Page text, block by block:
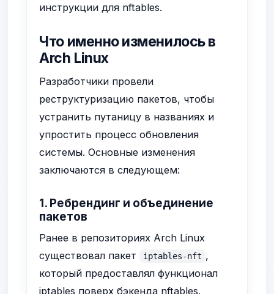
инструкции для nftables.
Что именно изменилось в
Arch Linux
Разработчики провели
реструктуризацию пакетов, чтобы
устранить путаницу в названиях и
упростить процесс обновления
системы. Основные изменения
заключаются в следующем:
1. Ребрендинг и объединение
пакетов
Ранее в репозиториях Arch Linux
существовал пакет
iptables-nft ,
который предоставлял функционал
iptables поверх бэкенда nftables.